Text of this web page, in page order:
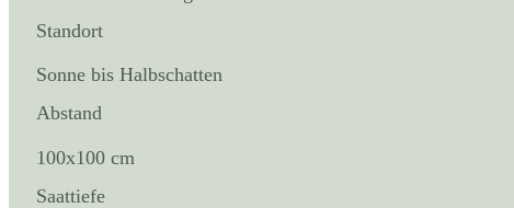
Standort
Sonne bis Halbschatten
Abstand
100x100 cm
Saattiefe